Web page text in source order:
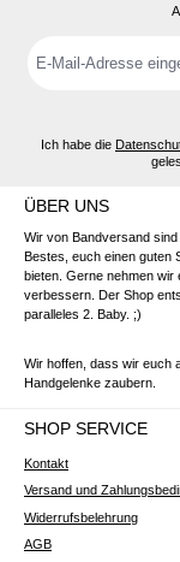
Mail-
Ich habe die
ÜBER UNS
Wir von Bandversand
Bestes, euch einen guten
bieten. Gerne nehmen
verbessern. Der Shop
paralleles 2. Baby. ;)
Wir hoffen, dass wir euch
Handgelenke zaubern.
SHOP SERVICE
Kontakt
Versand und
Widerrufsbelehrung
AGB